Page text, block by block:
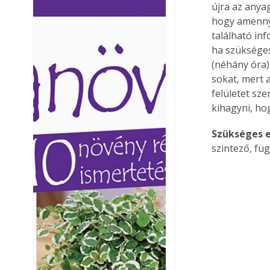
Ezermester
Laptapir kényelmes
mert: – t
újra az
hogy
található
ha
(néhány
sokat, mert
felületet
kihagyni,
Szükséges
szintező,